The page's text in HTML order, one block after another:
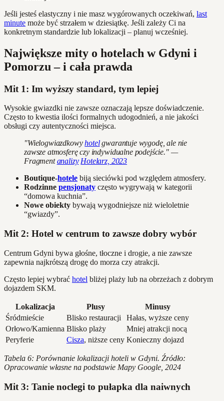
Jeśli jesteś elastyczny i nie masz wygórowanych oczekiwań, last
minute może być strzałem w dziesiątkę. Jeśli zależy Ci na
konkretnym standardzie lub lokalizacji – planuj wcześniej.
Największe mity o hotelach w Gdyni i
Pomorzu – i cała prawda
Mit 1: Im wyższy standard, tym lepiej
Wysokie gwiazdki nie zawsze oznaczają lepsze doświadczenie.
Często to kwestia ilości formalnych udogodnień, a nie jakości
obsługi czy autentyczności miejsca.
"Wielogwiazdkowyhotelgwarantuje wygodę, ale nie
zawsze atmosferę czy indywidualne podejście." —
Fragmentanalizy Hotelarz, 2023
Boutique-hotele biją sieciówki pod względem atmosfery.
Rodzinne pensjonaty często wygrywają w kategorii
“domowa kuchnia”.
Nowe obiekty bywają wygodniejsze niż wieloletnie
“gwiazdy”.
Mit 2: Hotel w centrum to zawsze dobry wybór
Centrum Gdyni bywa głośne, tłoczne i drogie, a nie zawsze
zapewnia najkrótszą drogę do morza czy atrakcji.
Często lepiej wybrać hotel bliżej plaży lub na obrzeżach z dobrym
dojazdem SKM.
Lokalizacja Plusy
Minusy
Śródmieście
Blisko restauracji
Hałas, wyższe ceny
Orłowo/Kamienna Blisko plaży
Mniej atrakcji nocą
Peryferie
Cisza, niższe ceny Konieczny dojazd
Tabela 6: Porównanie lokalizacji hoteli w Gdyni. Źródło:
Opracowanie własne na podstawie Mapy Google, 2024
Mit 3: Tanie noclegi to pułapka dla naiwnych